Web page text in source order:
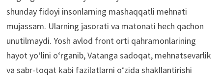
shunday fidoyi insonlarning mashaqqatli mehnati
mujassam. Ularning jasorati va matonati hech qachon
unutilmaydi. Yosh avlod front orti qahramonlarining
hayot yo‘lini o‘rganib, Vatanga sadoqat, mehnatsevarlik
va sabr-toqat kabi fazilatlarni o‘zida shakllantirishi